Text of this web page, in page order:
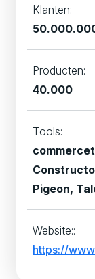
Klanten:
Producten:
40.000
Tools:
Pigeon,
Website::
https://